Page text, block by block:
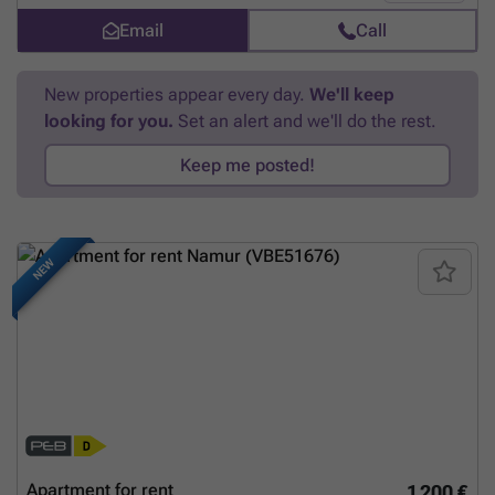
parking spaces are included in the price. The building has all
amenities: bike and trash room, home automation, geothermal heat
pump with underfloor heating, double flow ventilation To
Email Call
New properties appear every day. We'll keep
looking for you. Set an alert and we'll do the rest.
Keep me posted!
NEW
Apartment for rent